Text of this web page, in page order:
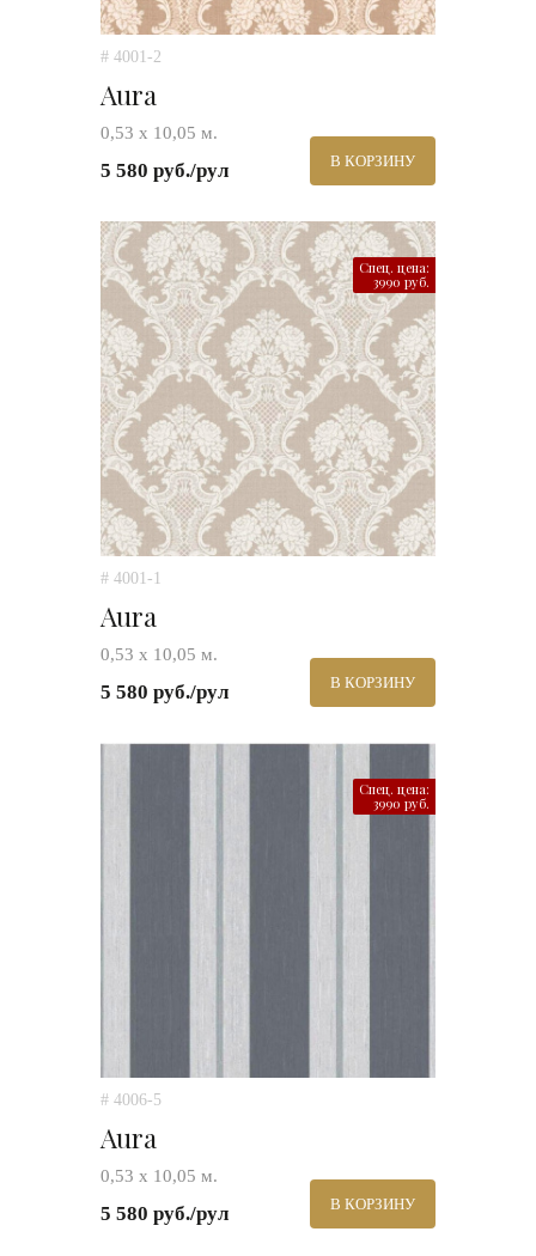
# 4001-2
Aura
0,53 х 10,05 м.
5 580 руб./рул В КОРЗИНУ
Спец. цена:
3990 руб.
# 4001-1
Aura
0,53 х 10,05 м.
5 580 руб./рул В КОРЗИНУ
Спец. цена:
3990 руб.
# 4006-5
Aura
0,53 х 10,05 м.
5 580 руб./рул В КОРЗИНУ